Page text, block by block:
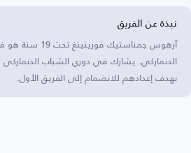
نبذة عن الفريق
آرهوس جمناستيك
الدنماركي. يشارك في دوري الشباب الدنماركي
بهدف إعدادهم للانضمام إلى الفريق الأول.